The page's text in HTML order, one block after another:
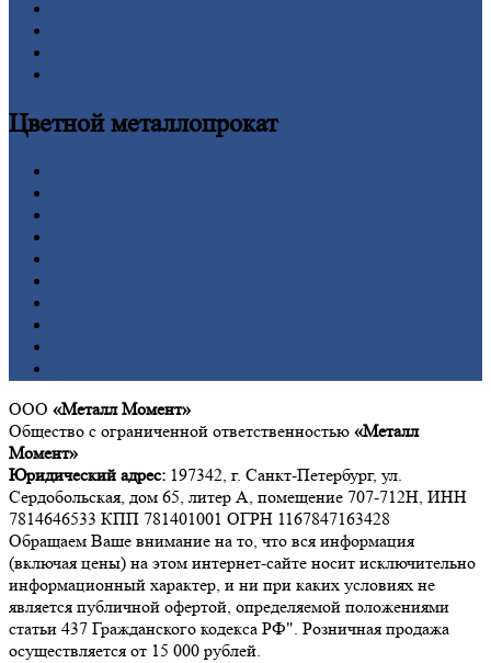
Цветнойметаллопрокат
ООО «Металл Момент»
Общество с ограниченной ответственностью «Металл
Момент»
Юридический адрес: 197342, г. Санкт-Петербург, ул.
Сердобольская, дом 65, литер А, помещение 707-712Н, ИНН
7814646533 КПП 781401001 ОГРН 1167847163428
Обращаем Ваше внимание на то, что вся информация
(включая цены) на этом интернет-сайте носит исключительно
информационный характер, и ни при каких условиях не
является публичной офертой, определяемой положениями
статьи 437 Гражданского кодекса РФ". Розничная продажа
осуществляется от 15 000 рублей.